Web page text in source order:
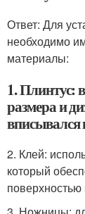
Ответ: Для
необходимо
материалы:
1. Плинтус:
размера и
вписывался
2. Клей:
который
поверхностью